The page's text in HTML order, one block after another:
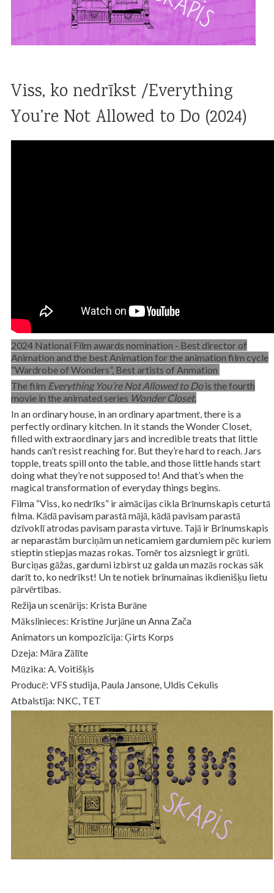
Viss, ko nedrīkst /Everything
You’re Not Allowed to Do (2024)
2024 National Film awards nomination - Best director of
Animation and the best Animation for the animation film cycle
“Wardrobe of Wonders”, Best artists of Anmation
The film Everything You’re Not Allowed to Dois the fourth
movie in the animated series Wonder Closet.
In an ordinary house, in an ordinary apartment, there is a
perfectly ordinary kitchen. In it stands the Wonder Closet,
filled with extraordinary jars and incredible treats that little
hands can’t resist reaching for. But they’re hard to reach. Jars
topple, treats spill onto the table, and those little hands start
doing what they’re not supposed to! And that’s when the
magical transformation of everyday things begins.
Filma “Viss, ko nedrīks” ir aimācijas cikla Brīnumskapis ceturtā
filma. Kādā pavisam parastā mājā, kādā pavisam parastā
dzīvoklī atrodas pavisam parasta virtuve. Tajā ir Brīnumskapis
ar neparastām burciņām un neticamiem gardumiem pēc kuriem
stieptin stiepjas mazas rokas. Tomēr tos aizsniegt ir grūti.
Burciņas gāžas, gardumi izbirst uz galda un mazās rockas sāk
darīt to, ko nedrīkst! Un te notiek brīnumainas ikdienišķu lietu
pārvērtības.
Režija un scenārijs: Krista Burāne
Mākslinieces: Kristīne Jurjāne un Anna Zača
Animators un kompozīcija: Ģirts Korps
Dzeja: Māra Zālīte
Mūzika: A. Voitišķis
Producē: VFS studija, Paula Jansone, Uldis Cekulis
Atbalstīja: NKC, TET